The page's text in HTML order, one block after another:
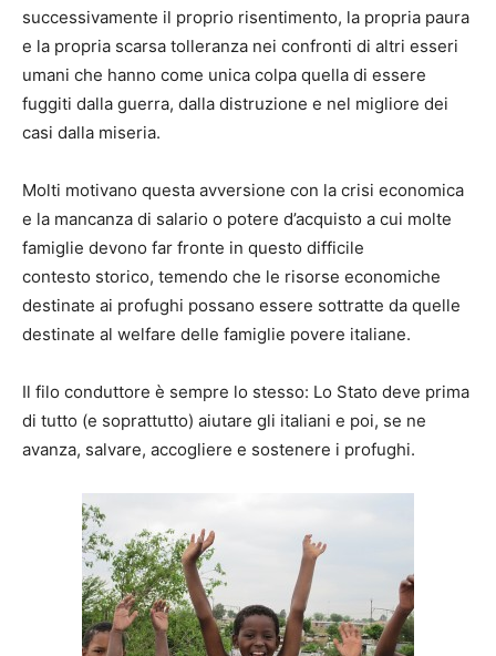
successivamente il proprio risentimento, la propria paura
e la propria scarsa tolleranza nei confronti di altri esseri
umani che hanno come unica colpa quella di essere
fuggiti dalla guerra, dalla distruzione e nel migliore dei
casi dalla miseria.
Molti motivano questa avversione con la crisi economica
e la mancanza di salario o potere d’acquisto a cui molte
famiglie devono far fronte in questo difficile
contesto storico, temendo che le risorse economiche
destinate ai profughi possano essere sottratte da quelle
destinate al welfare delle famiglie povere italiane.
Il filo conduttore è sempre lo stesso: Lo Stato deve prima
di tutto (e soprattutto) aiutare gli italiani e poi, se ne
avanza, salvare, accogliere e sostenere i profughi.